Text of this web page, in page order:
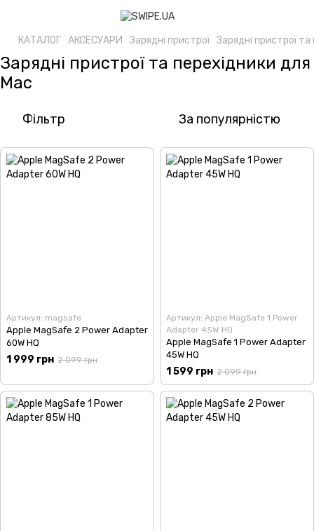
КАТАЛОГ АКСЕСУАРИ Зарядні пристрої Зарядні пристрої
Зарядні пристрої та перехідники для
Mac
Фільтр За популярністю
Артикул: magsafe
Apple MagSafe 2 Power Adapter
60W HQ
1 999 грн 2 099 грн
Артикул: Apple MagSafe 1 Power
Adapter 45W HQ
Apple MagSafe 1 Power Adapter
45W HQ
1 599 грн 2 099 грн